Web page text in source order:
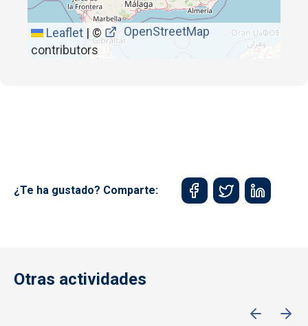
Leaflet | ©
OpenStreetMap
contributors
¿Te ha gustado? Comparte:
Otras actividades